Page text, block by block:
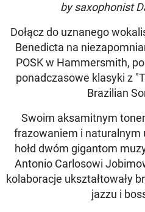
by saxophonist
Dołącz do uznanego
Benedicta na
POSK w Hammersmith,
ponadczasowe klasyki z
Brazilian
Swoim aksamitnym
frazowaniem i naturalnym
hołd dwóm gigantom
Antonio Carlosowi
kolaboracje ukształtowały
jazzu i